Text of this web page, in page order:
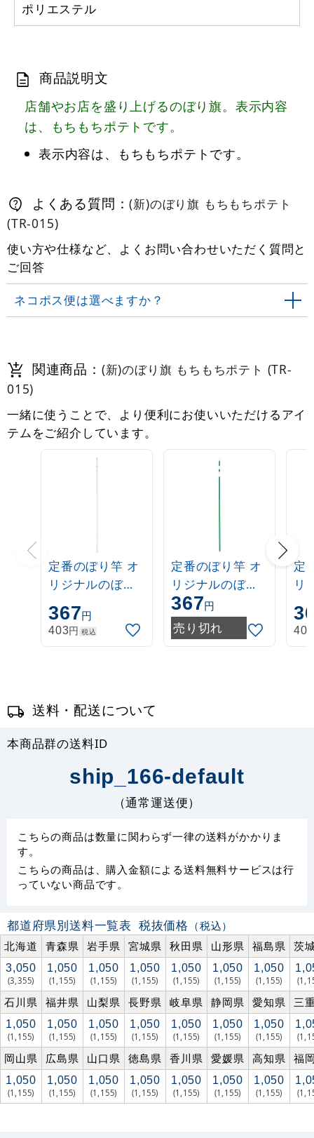
ポリエステル
商品説明文
店舗やお店を盛り上げるのぼり旗。表示内容
は、もちもちポテトです。
表示内容は、もちもちポテトです。
よくある質問：(新)のぼり旗 もちもちポテト
(TR-015)
使い方や仕様など、よくお問い合わせいただく質問と
ご回答
ネコポス便は選べますか？
関連商品： (新)のぼり旗 もちもちポテト (TR-
015)
一緒に使うことで、より便利にお使いいただけるアイ
テムをご紹介しています。
定番のぼり竿 オ
リジナルのぼり
ポール 1.6～3m
伸縮式 白
(30537***)
367円
403円 税込
定番のぼり竿 オ
リジナルのぼり
ポール 1.6～3m
伸縮式 緑
(30537GRN)
367円
売り切れ
定
リ
ポ
伸
403
送料・配送について
本商品群の送料ID
ship_166-default
（通常運送便）
こちらの商品は数量に関わらず一律の送料がかかりま
す。
こちらの商品は、購入金額による送料無料サービスは行
っていない商品です。
都道府県別送料一覧表 税抜価格 （税込）
北海道
青森県 岩手県 宮城県 秋田県 山形県 福島県 茨
3,050
(3,355)
1,050
(1,155)
1,050
(1,155)
1,050
(1,155)
1,050
(1,155)
1,050
(1,155)
1,050
(1,155)
石川県 福井県 山梨県 長野県 岐阜県 静岡県 愛知県 三
1,050
(1,155)
1,050
(1,155)
1,050
(1,155)
1,050
(1,155)
1,050
(1,155)
1,050
(1,155)
1,050
(1,155)
岡山県 広島県 山口県 徳島県 香川県 愛媛県 高知県 福
1,050
(1,155)
1,050
(1,155)
1,050
(1,155)
1,050
(1,155)
1,050
(1,155)
1,050
(1,155)
1,050
(1,155)